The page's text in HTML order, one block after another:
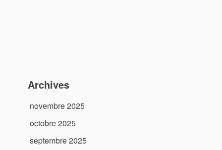
Archives
novembre 2025
octobre 2025
septembre 2025